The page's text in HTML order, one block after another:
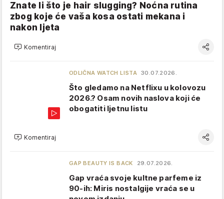
Znate li što je hair slugging? Noćna rutina
zbog koje će vaša kosa ostati mekana i
nakon ljeta
Komentiraj
ODLIČNA WATCH LISTA 30.07.2026.
Što gledamo na Netflixu u kolovozu
2026.? Osam novih naslova koji će
obogatiti ljetnu listu
Komentiraj
GAP BEAUTY IS BACK 29.07.2026.
Gap vraća svoje kultne parfeme iz
90-ih: Miris nostalgije vraća se u